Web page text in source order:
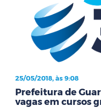
25/05/2018, às 9:08
Prefeitura de
vagas em cursos